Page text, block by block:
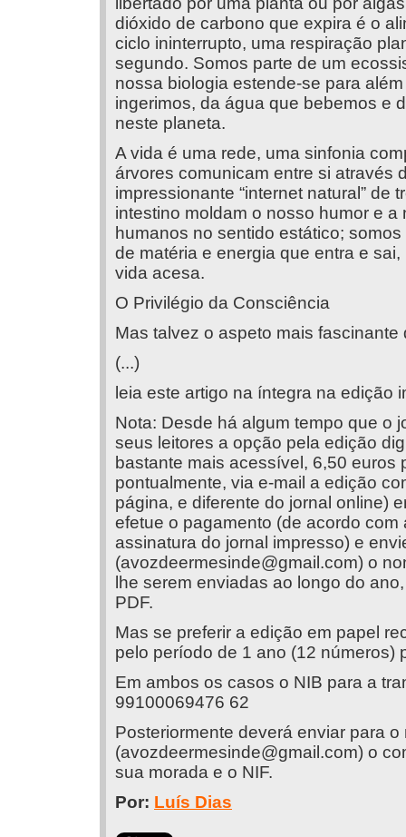
dióxido de carbono que expira é o
ciclo ininterrupto, uma respiração
segundo. Somos parte de um
nossa biologia estende-se para
ingerimos, da água que bebemos e
neste planeta.
A vida é uma rede, uma sinfonia
árvores comunicam entre si através
impressionante “internet natural”
intestino moldam o nosso humor e a
humanos no sentido estático;
de matéria e energia que entra e
vida acesa.
O Privilégio da Consciência
Mas talvez o aspeto mais
(...)
leia este artigo na íntegra na edição
Nota: Desde há algum tempo que o
seus leitores a opção pela edição
bastante mais acessível, 6,50 euros
pontualmente, via e-mail a edição
página, e diferente do jornal online)
efetue o pagamento (de acordo
assinatura do jornal impresso) e
(avozdeermesinde@gmail.com) o
lhe serem enviadas ao longo do
PDF.
Mas se preferir a edição em papel
pelo período de 1 ano (12 números)
Em ambos os casos o NIB para a
99100069476 62
Posteriormente deverá enviar para
(avozdeermesinde@gmail.com) o
sua morada e o NIF.
Por: Luís Dias